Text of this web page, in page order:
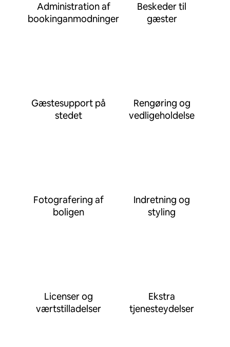
Administration af
bookinganmodninger
Beskeder til
gæster
Gæstesupport på
stedet
Rengøring og
vedligeholdelse
Fotografering af
boligen
Indretning og
styling
Licenser og
værtstilladelser
Ekstra
tjenesteydelser